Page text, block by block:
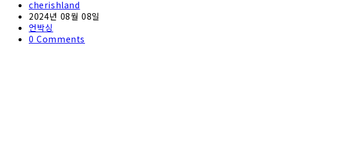
Post
author:
cherishland
Post
published:
2024년 08월 08일
Post
category:
언박싱
Post
0 Comments